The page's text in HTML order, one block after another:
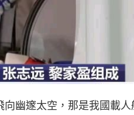
幽邃太空，那是我國載人